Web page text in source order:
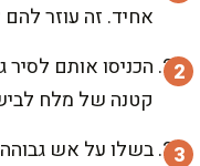
אחיד. זה עוזר
הכניסו אותם לסיר
קטנה של מלח
בשלו על אש